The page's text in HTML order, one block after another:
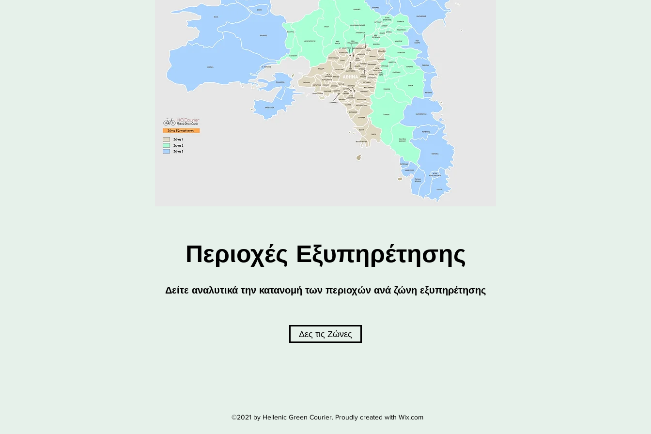
Περιοχές Εξυπηρέτησης
Δείτε αναλυτικά την κατανομή των περιοχών ανά ζώνη εξυπηρέτησης
Δες τις Ζώνες
©2021 by Hellenic Green Courier. Proudly created with Wix.com